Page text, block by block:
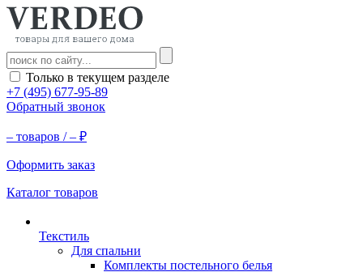
Только в текущем разделе
+7 (495) 677-95-89
Обратный звонок
– товаров /– ₽
Оформить заказ
Каталог товаров
Текстиль
Для спальни
Комплекты постельного белья